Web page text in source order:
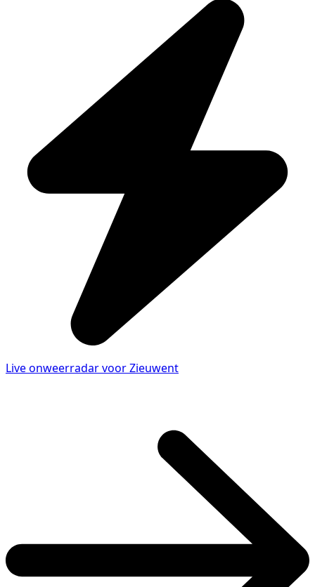
Live onweerradar voor Zieuwent